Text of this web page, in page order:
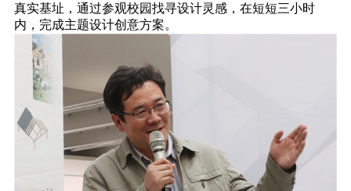
真实基址，通过参观校园找寻设计灵感，在短短三小时
内，完成主题设计创意方案。